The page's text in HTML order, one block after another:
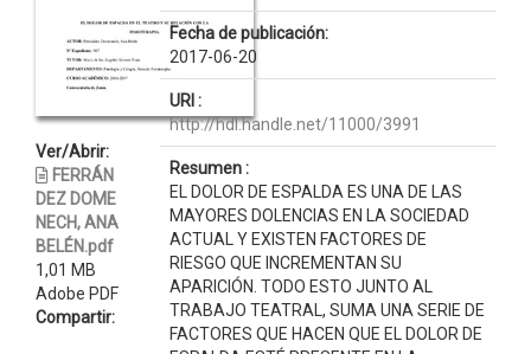
Ver/Abrir:
FERRÁN
DEZ DOME
NECH, ANA
BELÉN.pdf
1,01 MB
Adobe PDF
Compartir:
Fecha de publicación:
2017-06-20
URI :
http://hdl.handle.net/11000/3991
Resumen :
EL DOLOR DE ESPALDA ES UNA DE LAS
MAYORES DOLENCIAS EN LA SOCIEDAD
ACTUAL Y EXISTEN FACTORES DE
RIESGO QUE INCREMENTAN SU
APARICIÓN. TODO ESTO JUNTO AL
TRABAJO TEATRAL, SUMA UNA SERIE DE
FACTORES QUE HACEN QUE EL DOLOR DE